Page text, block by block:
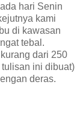
hari Senin
kami
di kawasan
tebal.
dari 250
ini dibuat)
deras.